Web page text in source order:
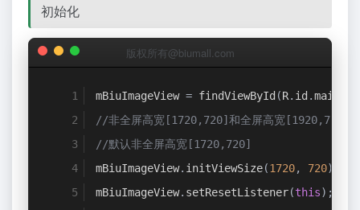
初始化
版权所有@biumall.com
mBiuImageView = findViewById (R. id .
//非全屏高宽[1720,720]和全屏高宽[1920,720]
//默认非全屏高宽[1720,720]
mBiuImageView. initViewSize(1720, 720);
mBiuImageView. setResetListener(this);